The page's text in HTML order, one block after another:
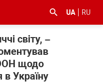
UA RU
світу, –
щодо
в Україну